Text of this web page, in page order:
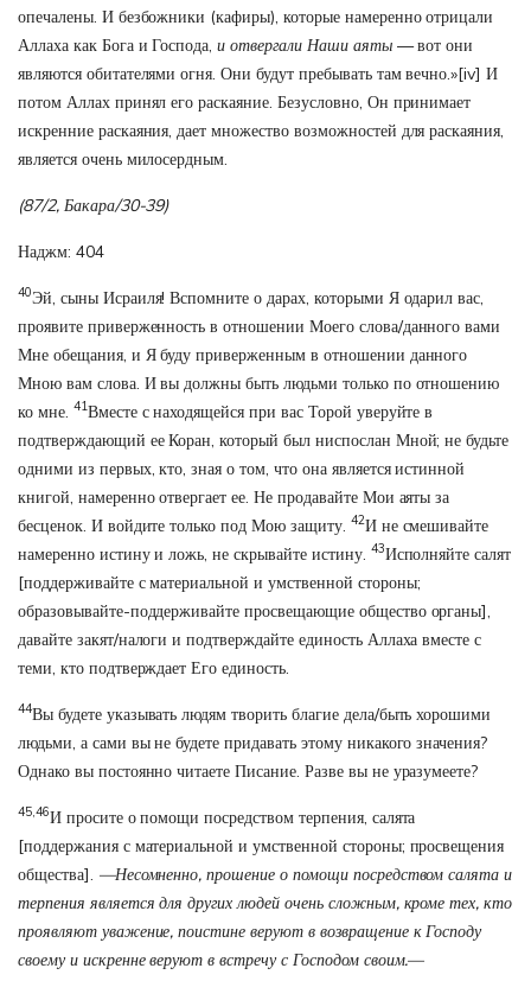
опечалены. И безбожники (кафиры), которые намеренно отрицали
Аллаха как Бога и Господа, и отвергали Наши аяты— вот они
являются обитателями огня. Они будут пребывать там вечно.»[iv] И
потом Аллах принял его раскаяние. Безусловно, Он принимает
искренние раскаяния, дает множество возможностей для раскаяния,
является очень милосердным.
(87/2, Бакара/30-39)
Наджм: 404
40Эй, сыны Исраиля! Вспомните о дарах, которыми Я одарил вас,
проявите приверженность в отношении Моего слова/данного вами
Мне обещания, и Я буду приверженным в отношении данного
Мною вам слова. И вы должны быть людьми только по отношению
ко мне. 41Вместе с находящейся при вас Торой уверуйте в
подтверждающий ее Коран, который был ниспослан Мной; не будьте
одними из первых, кто, зная о том, что она является истинной
книгой, намеренно отвергает ее. Не продавайте Мои аяты за
бесценок. И войдите только под Мою защиту. 42И не смешивайте
намеренно истину и ложь, не скрывайте истину. 43Исполняйте салят
[поддерживайте с материальной и умственной стороны;
образовывайте-поддерживайте просвещающие общество органы],
давайте закят/налоги и подтверждайте единость Аллаха вместе с
теми, кто подтверждает Его единость.
44Вы будете указывать людям творить благие дела/быть хорошими
людьми, а сами вы не будете придавать этому никакого значения?
Однако вы постоянно читаете Писание. Разве вы не уразумеете?
45,46И просите о помощи посредством терпения, салята
[поддержания с материальной и умственной стороны; просвещения
общества]. —Несомненно, прошение о помощи посредством салята и
терпения является для других людей очень сложным, кроме тех, кто
проявляют уважение, поистине веруют в возвращение к Господу
своему и искренне веруют в встречу с Господом своим.—